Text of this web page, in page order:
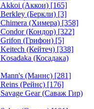
(Аккои) [165]
(Беркли) [3]
(Химера) [358]
(Кондор) [322]
(Грифон) [5]
(Кейтеч) [338]
(Косадака)
(Маннс) [281]
(Рейнс) [176]
Gear (Саваж Гир)